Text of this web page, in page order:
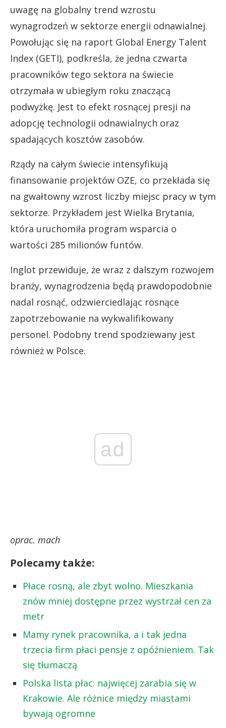
uwagę na globalny trend wzrostu
wynagrodzeń w sektorze energii odnawialnej.
Powołując się na raport Global Energy Talent
Index (GETI), podkreśla, że jedna czwarta
pracowników tego sektora na świecie
otrzymała w ubiegłym roku znaczącą
podwyżkę. Jest to efekt rosnącej presji na
adopcję technologii odnawialnych oraz
spadających kosztów zasobów.
Rządy na całym świecie intensyfikują
finansowanie projektów OZE, co przekłada się
na gwałtowny wzrost liczby miejsc pracy w tym
sektorze. Przykładem jest Wielka Brytania,
która uruchomiła program wsparcia o
wartości 285 milionów funtów.
Inglot przewiduje, że wraz z dalszym rozwojem
branży, wynagrodzenia będą prawdopodobnie
nadal rosnąć, odzwierciedlając rosnące
zapotrzebowanie na wykwalifikowany
personel. Podobny trend spodziewany jest
również w Polsce.
ad
oprac. mach
Polecamy także:
Płace rosną, ale zbyt wolno. Mieszkania
znów mniej dostępne przez wystrzał cen za
metr
Mamy rynek pracownika, a i tak jedna
trzecia firm płaci pensje z opóźnieniem. Tak
się tłumaczą
Polska lista płac: najwięcej zarabia się w
Krakowie. Ale różnice między miastami
bywają ogromne